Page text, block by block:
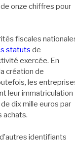
onze chiffres pour
fiscales
statuts de
exercée. En
création de
les
leur immatriculation
dix mille euros par
achats.
identifiants